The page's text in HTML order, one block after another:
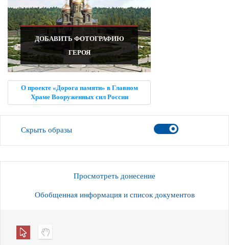
ДОБАВИТЬ ФОТОГРАФИЮ
ГЕРОЯ
О проекте «Дорога памяти» в Главном
Храме Вооруженных сил России
Скрыть образы
Просмотреть донесение
Обобщенная информация и список документов